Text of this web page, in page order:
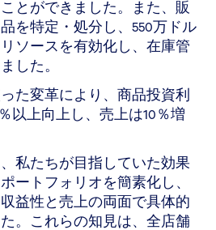
とができました。また、販
を特定・処分し、550万ドル
ソースを有効化し、在庫管
した。
た変革により、商品投資利
以上向上し、売上は10％増
私たちが目指していた効果
ートフォリオを簡素化し、
益性と売上の両面で具体的
。これらの知見は、全店舗